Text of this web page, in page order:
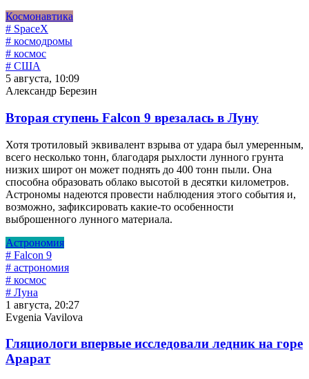
Космонавтика
# SpaceX
# космодромы
# космос
# США
5 августа, 10:09
Александр Березин
Вторая ступень Falcon 9 врезалась в Луну
Хотя тротиловый эквивалент взрыва от удара был умеренным,
всего несколько тонн, благодаря рыхлости лунного грунта
низких широт он может поднять до 400 тонн пыли. Она
способна образовать облако высотой в десятки километров.
Астрономы надеются провести наблюдения этого события и,
возможно, зафиксировать какие-то особенности
выброшенного лунного материала.
Астрономия
# Falcon 9
# астрономия
# космос
# Луна
1 августа, 20:27
Evgenia Vavilova
Гляциологи впервые исследовали ледник на горе
Арарат